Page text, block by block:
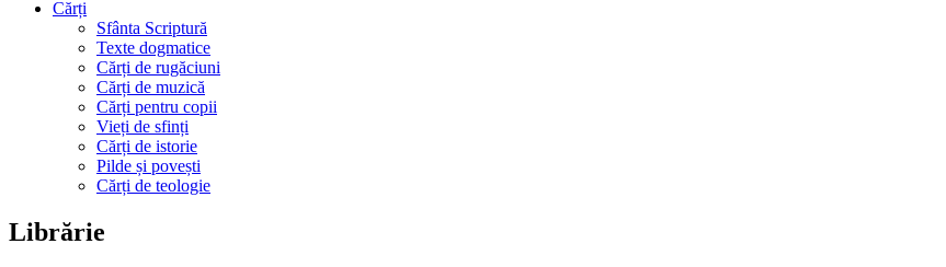
Cărți
Sfânta Scriptură
Texte dogmatice
Cărți de rugăciuni
Cărți de muzică
Cărți pentru copii
Vieți de sfinți
Cărți de istorie
Pilde și povești
Cărți de teologie
Librărie